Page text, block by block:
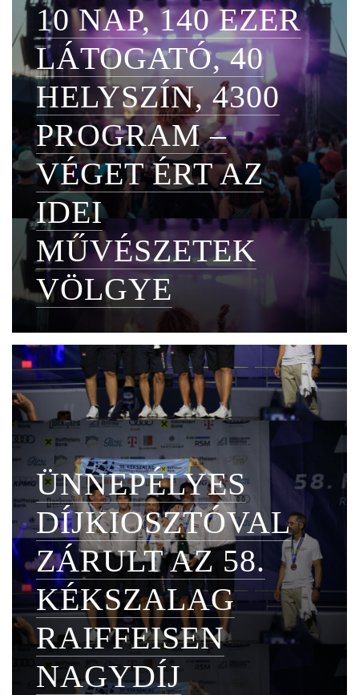
10 NAP, 140 EZER
LÁTOGATÓ, 40
HELYSZÍN, 4300
PROGRAM –
VÉGET ÉRT AZ
IDEI
MŰVÉSZETEK
VÖLGYE
ÜNNEPÉLYES
DÍJKIOSZTÓVAL
ZÁRULT AZ 58.
KÉKSZALAG
RAIFFEISEN
NAGYDÍJ